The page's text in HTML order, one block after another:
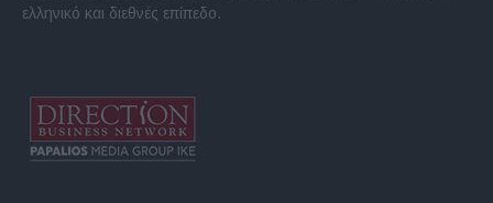
ελληνικό και διεθνές επίπεδο.